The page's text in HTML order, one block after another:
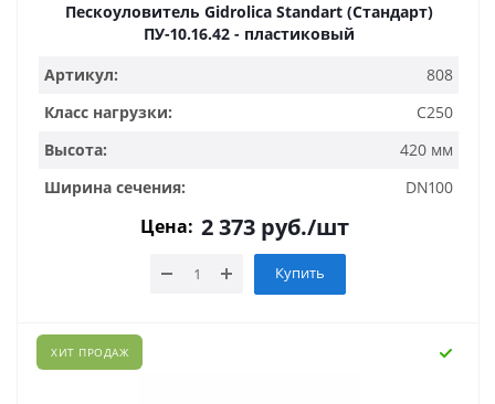
Пескоуловитель Gidrolica Standart (Стандарт)
ПУ-10.16.42 - пластиковый
Артикул:
808
Класс нагрузки:
C250
Высота:
420 мм
Ширина сечения:
DN100
Цена: 2 373 руб./шт
Купить
ХИТ ПРОДАЖ